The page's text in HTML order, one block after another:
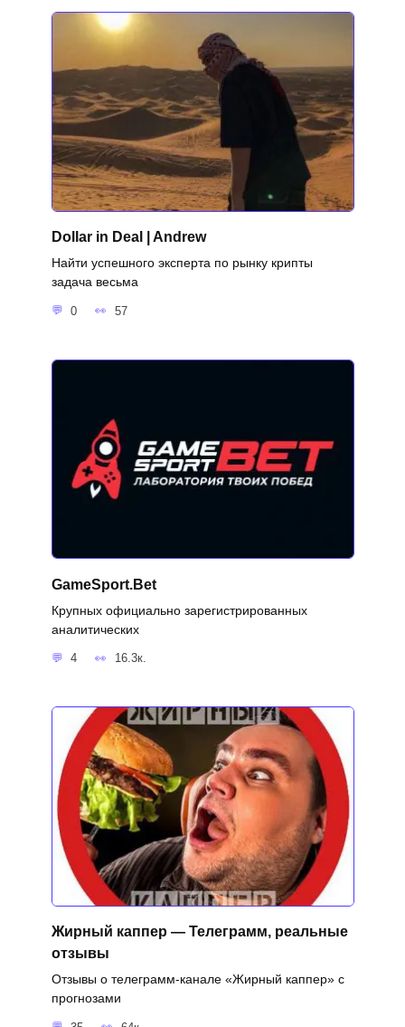
Dollar in Deal | Andrew
Найти успешного эксперта по рынку крипты
задача весьма
0 57
GameSport.Bet
Крупных официально зарегистрированных
аналитических
4 16.3к.
Жирный каппер — Телеграмм, реальные
отзывы
Отзывы о телеграмм-канале «Жирный каппер» с
прогнозами